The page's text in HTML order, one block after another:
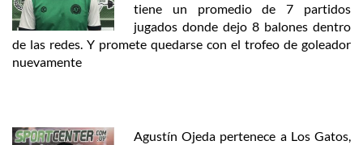
tiene un promedio de 7 partidos
jugados donde dejo 8 balones dentro
de las redes. Y promete quedarse con el trofeo de goleador
nuevamente
Agustín Ojeda pertenece a Los Gatos,